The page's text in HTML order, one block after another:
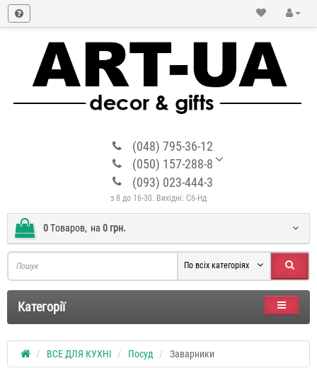
(048) 795-36-12
(050) 157-288-8
(093) 023-444-3
з 8 до 16-30. Вихідні: Сб-Нд
0Tоваров, на 0 грн.
По всіх категоріях
Категорії
ВСЕ ДЛЯ КУХНІ Посуд Заварники